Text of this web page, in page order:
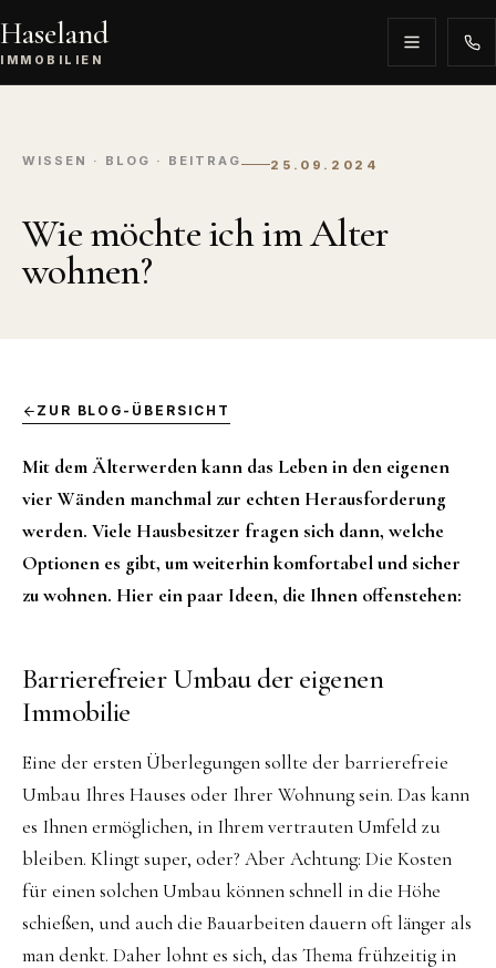
Haseland
IMMOBILIEN
WISSEN · BLOG · BEITRAG 25.09.2024
Wie möchte ich im Alter
wohnen?
ZUR BLOG-ÜBERSICHT
Mit dem Älterwerden kann das Leben in den eigenen
vier Wänden manchmal zur echten Herausforderung
werden. Viele Hausbesitzer fragen sich dann, welche
Optionen es gibt, um weiterhin komfortabel und sicher
zu wohnen. Hier ein paar Ideen, die Ihnen offenstehen:
Barrierefreier Umbau der eigenen
Immobilie
Eine der ersten Überlegungen sollte der barrierefreie
Umbau Ihres Hauses oder Ihrer Wohnung sein. Das kann
es Ihnen ermöglichen, in Ihrem vertrauten Umfeld zu
bleiben. Klingt super, oder? Aber Achtung: Die Kosten
für einen solchen Umbau können schnell in die Höhe
schießen, und auch die Bauarbeiten dauern oft länger als
man denkt. Daher lohnt es sich, das Thema frühzeitig in